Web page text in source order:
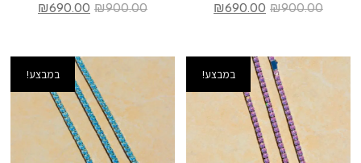
₪900.00
₪690.00
₪900.00
₪690.00
במבצע! במבצע!